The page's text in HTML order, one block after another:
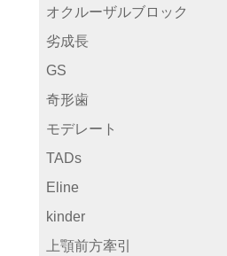
オクルーザルブロック
劣成長
GS
奇形歯
モデレート
TADs
Eline
kinder
上顎前方牽引